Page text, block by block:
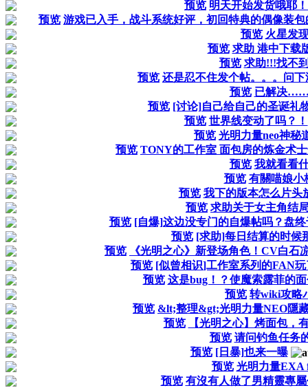
预览 明天开始发货哦耶！
预览 游戏已入手，战斗系统好评，初回特典的偶像装
预览 火星发
预览 求助 港中下载
预览 求助!!!找不
预览 还是忍不住发个帖。。。问下
预览 已解决
预览 [讨论]自己给自己的圣诞礼
预览 世界线变动了吗？！
预览 光明力量neo神秘
预览 TONY的工作室 面包房的炼金术
预览 我就看看
预览 有關喵娘小
预览 我下的版本怎么片头
预览 求助关于女主角结
预览 [自爆]这边没专门的自爆帖吗？盘
预览 [求助]每日结算的时候
预览
《光明之心》新登场角色！CV白石
预览 [似曾相识]工作室系列的FAN
预览 这是bug！？使魔索露菲的
预览 转wiki攻略
预览 &lt;整理&gt;光明力量NEO隱
预览
【光明之心】烤面包，
预览 请问钓鱼任务
预览 [日暴]也来一曝
预览 光明力量EXA
预览 有沒有人做了男精靈專